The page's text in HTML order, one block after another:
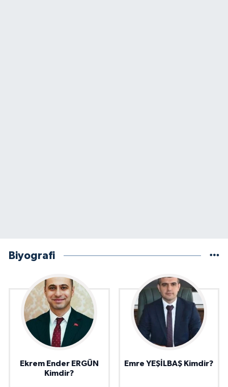
Biyografi
Ekrem Ender ERGÜN
Kimdir?
Emre YEŞİLBAŞ Kimdir?